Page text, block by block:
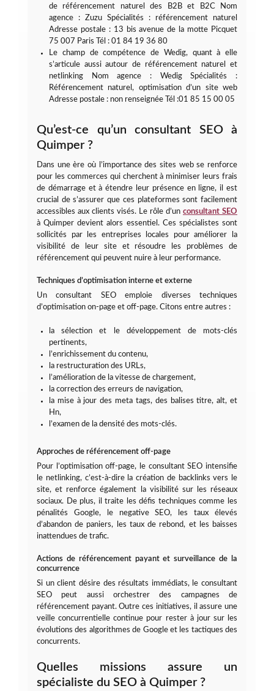
de référencement naturel des B2B et B2C Nom
agence : Zuzu Spécialités : référencement naturel
Adresse postale : 13 bis avenue de la motte Picquet
75 007 Paris Tél : 01 84 19 36 80
Le champ de compétence de Wedig, quant à elle
s’articule aussi autour de référencement naturel et
netlinking Nom agence : Wedig Spécialités :
Référencement naturel, optimisation d’un site web
Adresse postale : non renseignée Tél :01 85 15 00 05
Qu’est-ce qu’un consultant SEO à
Quimper ?
Dans une ère où l’importance des sites web se renforce
pour les commerces qui cherchent à minimiser leurs frais
de démarrage et à étendre leur présence en ligne, il est
crucial de s’assurer que ces plateformes sont facilement
accessibles aux clients visés. Le rôle d’un consultant SEO
à Quimper devient alors essentiel. Ces spécialistes sont
sollicités par les entreprises locales pour améliorer la
visibilité de leur site et résoudre les problèmes de
référencement qui peuvent nuire à leur performance.
Techniques d’optimisation interne et externe
Un consultant SEO emploie diverses techniques
d’optimisation on-page et off-page. Citons entre autres :
la sélection et le développement de mots-clés
pertinents,
l’enrichissement du contenu,
la restructuration des URLs,
l’amélioration de la vitesse de chargement,
la correction des erreurs de navigation,
la mise à jour des meta tags, des balises titre, alt, et
Hn,
l’examen de la densité des mots-clés.
Approches de référencement off-page
Pour l’optimisation off-page, le consultant SEO intensifie
le netlinking, c’est-à-dire la création de backlinks vers le
site, et renforce également la visibilité sur les réseaux
sociaux. De plus, il traite les défis techniques comme les
pénalités Google, le negative SEO, les taux élevés
d’abandon de paniers, les taux de rebond, et les baisses
inattendues de trafic.
Actions de référencement payant et surveillance de la
concurrence
Si un client désire des résultats immédiats, le consultant
SEO peut aussi orchestrer des campagnes de
référencement payant. Outre ces initiatives, il assure une
veille concurrentielle continue pour rester à jour sur les
évolutions des algorithmes de Google et les tactiques des
concurrents.
Quelles missions assure un
spécialiste du SEO à Quimper ?